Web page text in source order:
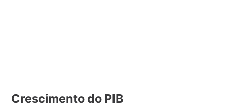
Crescimento do PIB